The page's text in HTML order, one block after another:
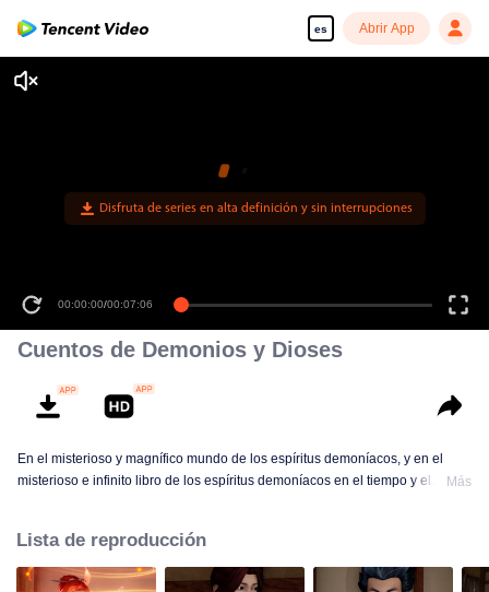
es Abrir App
Disfruta de series en alta definición y sin interrupciones
00:00:00/00:07:06
Cuentos de Demonios y Dioses
En el misterioso y magnífico mundo de los espíritus demoníacos, y en el
misterioso e infinito libro de los espíritus demoníacos en el tiempo y el
enfrenta al favor de las dos diosas?
Más
Lista de reproducción